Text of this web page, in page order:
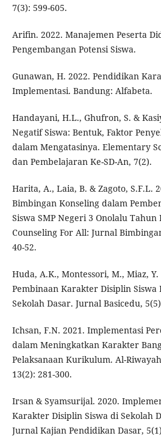
7(3): 599-605.
Arifin. 2022. Manajemen Peserta
Pengembangan Potensi Siswa.
Gunawan, H. 2022. Pendidikan
Implementasi. Bandung: Alfabeta.
Handayani, H.L., Ghufron, S. &
Negatif Siswa: Bentuk, Faktor
dalam Mengatasinya. Elementary
dan Pembelajaran Ke-SD-An, 7(2).
Harita, A., Laia, B. & Zagoto, S.F.L.
Bimbingan Konseling dalam
Siswa SMP Negeri 3 Onolalu Tahun
Counseling For All: Jurnal
40-52.
Huda, A.K., Montessori, M., Miaz, Y.
Pembinaan Karakter Disiplin Siswa
Sekolah Dasar. Jurnal Basicedu,
Ichsan, F.N. 2021. Implementasi
dalam Meningkatkan Karakter
Pelaksanaan Kurikulum. Al-
13(2): 281-300.
Irsan & Syamsurijal. 2020.
Karakter Disiplin Siswa di Sekolah
Jurnal Kajian Pendidikan Dasar,